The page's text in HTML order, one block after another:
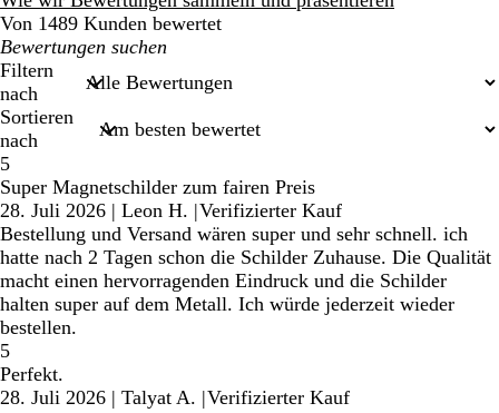
Von 1489 Kunden bewertet
Meine
Sucheingaben
Filtern
nach
Sortieren
nach
5
Super Magnetschilder zum fairen Preis
28. Juli 2026 | Leon H. |Verifizierter Kauf
Bestellung und Versand wären super und sehr schnell. ich
hatte nach 2 Tagen schon die Schilder Zuhause. Die Qualität
macht einen hervorragenden Eindruck und die Schilder
halten super auf dem Metall. Ich würde jederzeit wieder
bestellen.
5
Perfekt.
28. Juli 2026 | Talyat A. |Verifizierter Kauf